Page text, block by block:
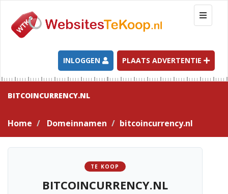
T
o
g
l
e
n
a
t
INLOGGEN PLAATS ADVERTENTIE
BITCOINCURRENCY.NL
Home Domeinnamen bitcoincurrency.nl
TE KOOP
BITCOINCURRENCY.NL